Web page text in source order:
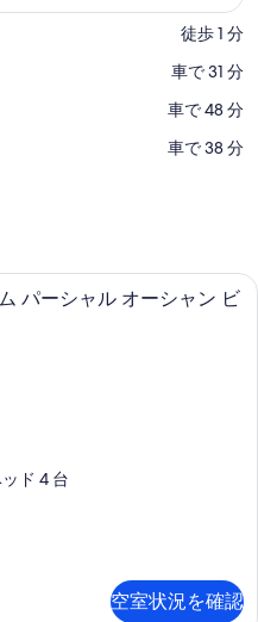
‪徒歩 1 分‬
‪車で 31 分‬
‪車で 48 分‬
‪車で 38 分‬
パーシャル オーシャン ビ
ド 4 台
空室状況を確認